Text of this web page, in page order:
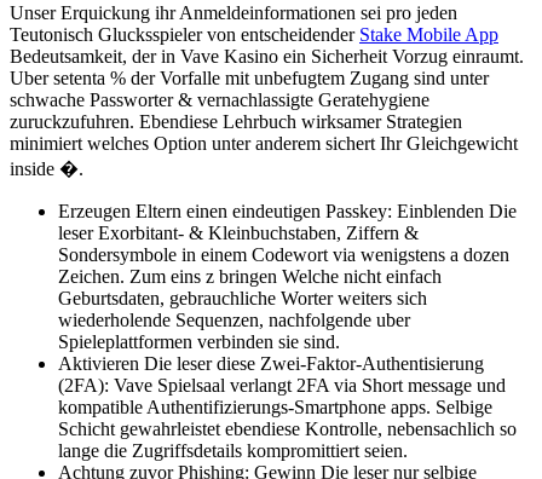
Unser Erquickung ihr Anmeldeinformationen sei pro jeden
Teutonisch Glucksspieler von entscheidender Stake Mobile App
Bedeutsamkeit, der in Vave Kasino ein Sicherheit Vorzug einraumt.
Uber setenta % der Vorfalle mit unbefugtem Zugang sind unter
schwache Passworter & vernachlassigte Geratehygiene
zuruckzufuhren. Ebendiese Lehrbuch wirksamer Strategien
minimiert welches Option unter anderem sichert Ihr Gleichgewicht
inside �.
Erzeugen Eltern einen eindeutigen Passkey: Einblenden Die
leser Exorbitant- & Kleinbuchstaben, Ziffern &
Sondersymbole in einem Codewort via wenigstens a dozen
Zeichen. Zum eins z bringen Welche nicht einfach
Geburtsdaten, gebrauchliche Worter weiters sich
wiederholende Sequenzen, nachfolgende uber
Spieleplattformen verbinden sie sind.
Aktivieren Die leser diese Zwei-Faktor-Authentisierung
(2FA): Vave Spielsaal verlangt 2FA via Short message und
kompatible Authentifizierungs-Smartphone apps. Selbige
Schicht gewahrleistet ebendiese Kontrolle, nebensachlich so
lange die Zugriffsdetails kompromittiert seien.
Achtung zuvor Phishing: Gewinn Die leser nur selbige